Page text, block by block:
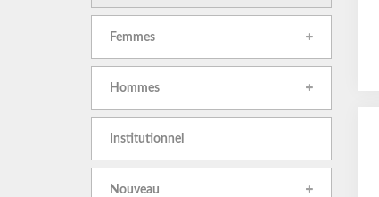
Femmes
Hommes
Institutionnel
Nouveau